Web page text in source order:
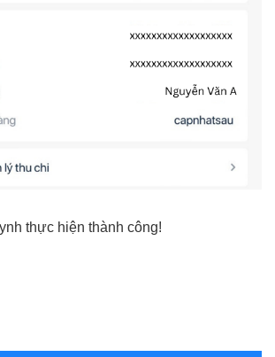
thực hiện thành công!